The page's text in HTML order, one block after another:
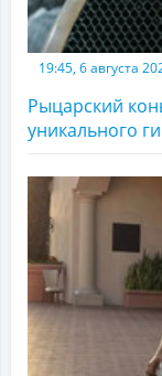
19:45, 6 августа
Рыцарский
уникального